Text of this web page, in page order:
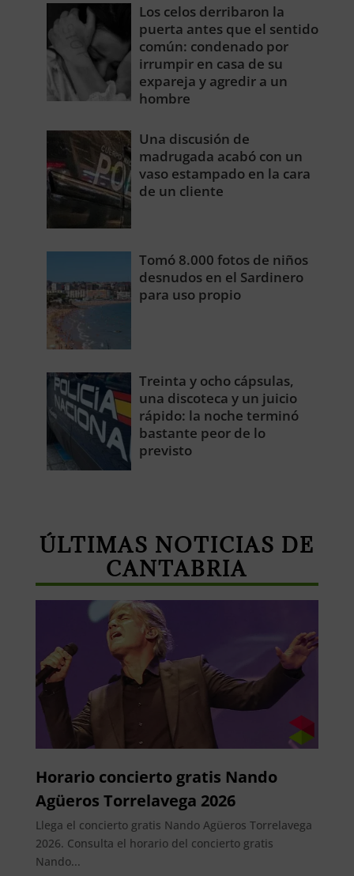
Los celos derribaron la
puerta antes que el sentido
común: condenado por
irrumpir en casa de su
expareja y agredir a un
hombre
Una discusión de
madrugada acabó con un
vaso estampado en la cara
de un cliente
Tomó 8.000 fotos de niños
desnudos en el Sardinero
para uso propio
Treinta y ocho cápsulas,
una discoteca y un juicio
rápido: la noche terminó
bastante peor de lo
previsto
ÚLTIMAS NOTICIAS DE
CANTABRIA
Horario concierto gratis Nando
Agüeros Torrelavega 2026
Llega el concierto gratis Nando Agüeros Torrelavega
2026. Consulta el horario del concierto gratis
Nando...